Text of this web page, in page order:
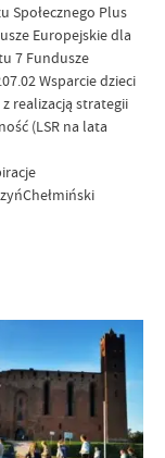
Społecznego Plus
Europejskie dla
7 Fundusze
Wsparcie dzieci
realizacją strategii
(LSR na lata